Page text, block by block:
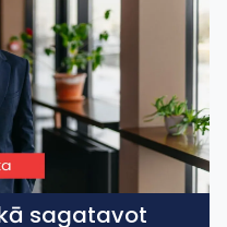
sagatavot